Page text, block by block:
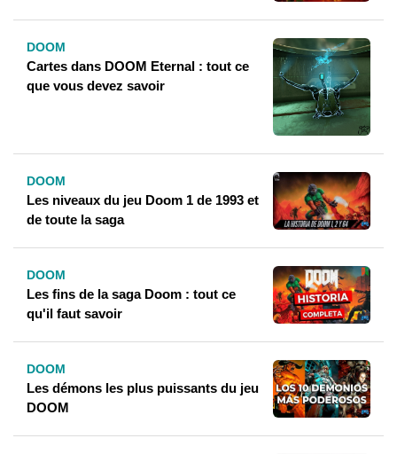
DOOM
Cartes dans DOOM Eternal : tout ce
que vous devez savoir
DOOM
Les niveaux du jeu Doom 1 de 1993 et ​​
de toute la saga
DOOM
Les fins de la saga Doom : tout ce
qu'il faut savoir
DOOM
Les démons les plus puissants du jeu
DOOM